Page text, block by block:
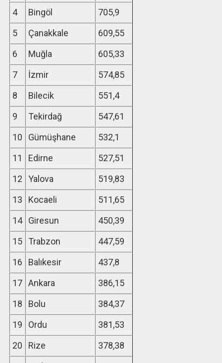
4
Bingöl
705,9
5
Çanakkale
609,55
6
Muğla
605,33
7
İzmir
574,85
8
Bilecik
551,4
9
Tekirdağ
547,61
10
Gümüşhane
532,1
11
Edirne
527,51
12
Yalova
519,83
13
Kocaeli
511,65
14
Giresun
450,39
15
Trabzon
447,59
16
Balıkesir
437,8
17 Ankara
386,15
18
Bolu
384,37
19
Ordu
381,53
20
Rize
378,38